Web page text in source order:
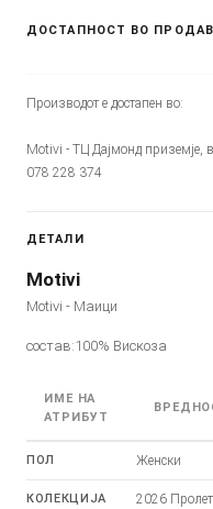
ДОСТАПНОСТ ВО
Производот е достапен во:
Motivi - ТЦ Дајмонд приземје,
078 228 374
ДЕТАЛИ
Motivi
Motivi - Маици
состав:100% Вискоза
ИМЕ НА
АТРИБУТ
ПОЛ Женски
КОЛЕКЦИЈА 2026